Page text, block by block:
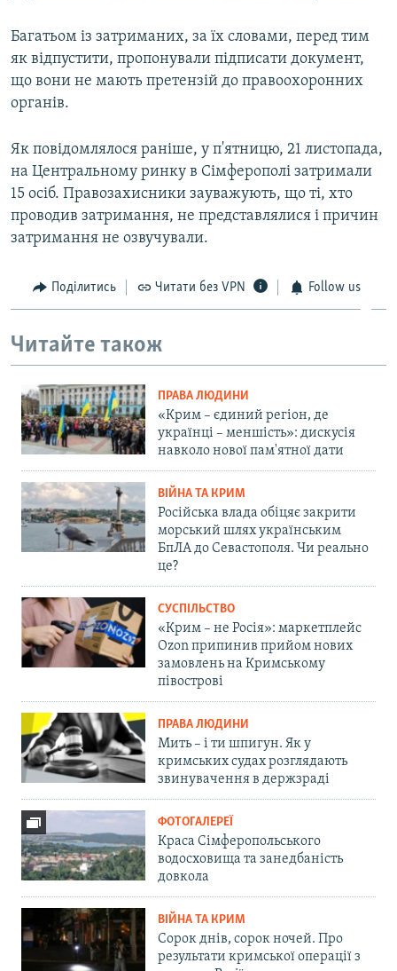
Багатьом із затриманих, за їх словами, перед тим
як відпустити, пропонували підписати документ,
що вони не мають претензій до правоохоронних
органів.
Як повідомлялося раніше, у п'ятницю, 21 листопада,
на Центральному ринку в Сімферополі затримали
15 осіб. Правозахисники зауважують, що ті, хто
проводив затримання, не представлялися і причин
затримання не озвучували.
Поділитись Читати без VPN Follow us
Читайте також
ПРАВА ЛЮДИНИ
«Крим – єдиний регіон, де
українці – меншість»: дискусія
навколо нової пам'ятної дати
ВІЙНА ТА КРИМ
Російська влада обіцяє закрити
морський шлях українським
БпЛА до Севастополя. Чи реально
це?
СУСПІЛЬСТВО
«Крим – не Росія»: маркетплейс
Ozon припинив прийом нових
замовлень на Кримському
півострові
ПРАВА ЛЮДИНИ
Мить – і ти шпигун. Як у
кримських судах розглядають
звинувачення в держзраді
ФОТОГАЛЕРЕЇ
Краса Сімферопольського
водосховища та занедбаність
довкола
ВІЙНА ТА КРИМ
Сорок днів, сорок ночей. Про
результати кримської операції з